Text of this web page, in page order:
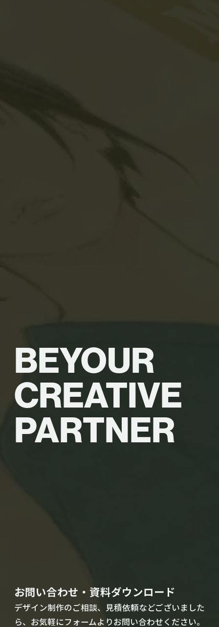
BEYOUR
CREATIVE
PARTNER
お問い合わせ・資料ダウンロード
デザイン制作のご相談、見積依頼などございました
ら、お気軽にフォームよりお問い合わせください。